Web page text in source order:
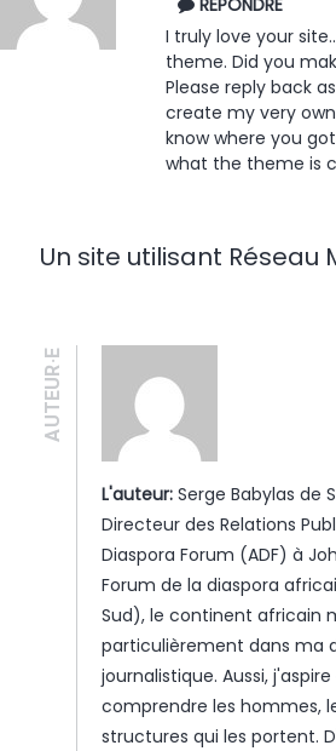
RÉPONDRE
I truly love your
theme. Did you
Please reply back
create my very
know where you
what the theme is
Un site utilisant Réseau
AUTEUR·E
L'auteur: Serge Babylas de
Directeur des Relations
Diaspora Forum (ADF) à
Forum de la diaspora
Sud), le continent africain
particulièrement dans ma
journalistique. Aussi,
comprendre les hommes,
structures qui les portent.